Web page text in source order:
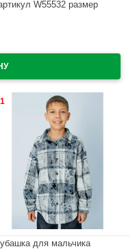
W55532 размер
для мальчика